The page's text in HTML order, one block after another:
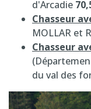
d'Arcadie
Chasseur
MOLLAR et
Chasseur
du val des